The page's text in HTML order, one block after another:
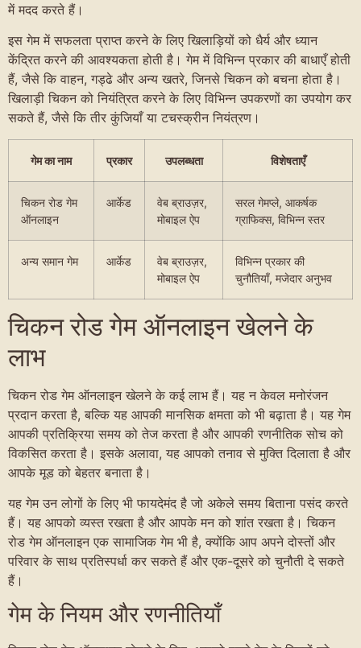
में मदद करते हैं।
इस गेम में सफलता प्राप्त करने के लिए खिलाड़ियों को धैर्य और ध्यान
केंद्रित करने की आवश्यकता होती है। गेम में विभिन्न प्रकार की बाधाएँ होती
हैं, जैसे कि वाहन, गड्ढे और अन्य खतरे, जिनसे चिकन को बचना होता है।
खिलाड़ी चिकन को नियंत्रित करने के लिए विभिन्न उपकरणों का उपयोग कर
सकते हैं, जैसे कि तीर कुंजियाँ या टचस्क्रीन नियंत्रण।
गेम का नाम प्रकार उपलब्धता विशेषताएँ
चिकन रोड गेम
ऑनलाइन
आर्केड
वेब ब्राउज़र,
मोबाइल ऐप
सरल गेमप्ले, आकर्षक
ग्राफिक्स, विभिन्न स्तर
अन्य समान गेम आर्केड
वेब ब्राउज़र,
मोबाइल ऐप
विभिन्न प्रकार की
चुनौतियाँ, मजेदार अनुभव
चिकन रोड गेम ऑनलाइन खेलने के
लाभ
चिकन रोड गेम ऑनलाइन खेलने के कई लाभ हैं। यह न केवल मनोरंजन
प्रदान करता है, बल्कि यह आपकी मानसिक क्षमता को भी बढ़ाता है। यह गेम
आपकी प्रतिक्रिया समय को तेज करता है और आपकी रणनीतिक सोच को
विकसित करता है। इसके अलावा, यह आपको तनाव से मुक्ति दिलाता है और
आपके मूड को बेहतर बनाता है।
यह गेम उन लोगों के लिए भी फायदेमंद है जो अकेले समय बिताना पसंद करते
हैं। यह आपको व्यस्त रखता है और आपके मन को शांत रखता है। चिकन
रोड गेम ऑनलाइन एक सामाजिक गेम भी है, क्योंकि आप अपने दोस्तों और
परिवार के साथ प्रतिस्पर्धा कर सकते हैं और एक-दूसरे को चुनौती दे सकते
हैं।
गेम के नियम और रणनीतियाँ